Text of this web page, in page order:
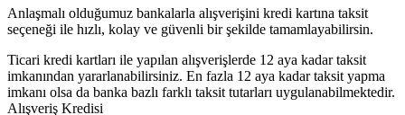
Anlaşmalı olduğumuz bankalarla alışverişini kredi kartına taksit
seçeneği ile hızlı, kolay ve güvenli bir şekilde tamamlayabilirsin.
Ticari kredi kartları ile yapılan alışverişlerde 12 aya kadar taksit
imkanından yararlanabilirsiniz. En fazla 12 aya kadar taksit yapma
imkanı olsa da banka bazlı farklı taksit tutarları uygulanabilmektedir.
Alışveriş Kredisi